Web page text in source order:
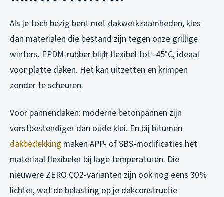
Als je toch bezig bent met dakwerkzaamheden, kies
dan materialen die bestand zijn tegen onze grillige
winters. EPDM-rubber blijft flexibel tot -45°C, ideaal
voor platte daken. Het kan uitzetten en krimpen
zonder te scheuren.
Voor pannendaken: moderne betonpannen zijn
vorstbestendiger dan oude klei. En bij bitumen
dakbedekking maken APP- of SBS-modificaties het
materiaal flexibeler bij lage temperaturen. Die
nieuwere ZERO CO2-varianten zijn ook nog eens 30%
lichter, wat de belasting op je dakconstructie